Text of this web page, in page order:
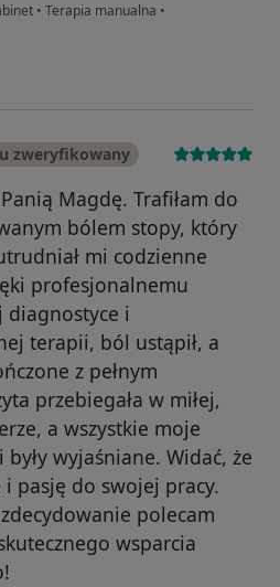
• Terapia manualna •
zweryfikowany
Magdę. Trafiłam do
bólem stopy, który
mi codzienne
profesjonalnemu
diagnostyce i
terapii, ból ustąpił, a
z pełnym
przebiegała w miłej,
a wszystkie moje
wyjaśniane. Widać, że
pasję do swojej pracy.
polecam
wsparcia